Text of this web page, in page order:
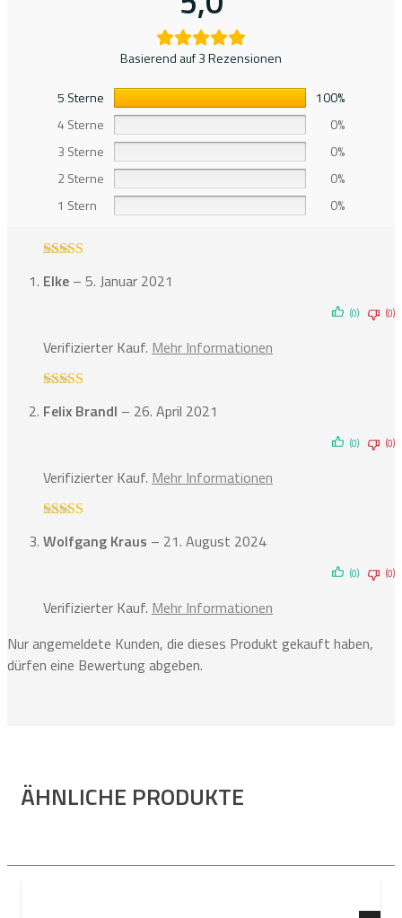
Basierend auf 3 Rezensionen
5 Sterne
100%
4 Sterne
0%
3 Sterne
0%
2 Sterne
0%
1 Stern
0%
5von 5
Elke – 5. Januar 2021
(0) (0)
Verifizierter Kauf. Mehr Informationen
5von 5
Felix Brandl – 26. April 2021
(0) (0)
Verifizierter Kauf. Mehr Informationen
5von 5
Wolfgang Kraus – 21. August 2024
(0) (0)
Verifizierter Kauf. Mehr Informationen
Nur angemeldete Kunden, die dieses Produkt gekauft haben,
dürfen eine Bewertung abgeben.
ÄHNLICHE PRODUKTE